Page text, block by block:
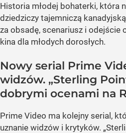
Historia młodej bohaterki, która
dziedziczy tajemniczą
za obsadę, scenariusz i
kina dla młodych dorosłych.
Nowy serial Prime
widzów. „Sterling
dobrymi ocenami na
Prime Video ma kolejny serial,
uznanie widzów i krytyków.